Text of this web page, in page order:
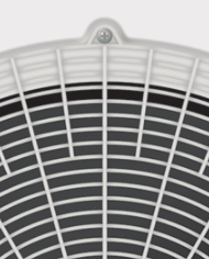
серия [2022.07-1].pdf